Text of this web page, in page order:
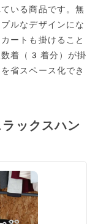
いる商品です。無
ルなデザインにな
ートも掛けること
数着（3着分）が掛
省スペース化でき
ックスハン